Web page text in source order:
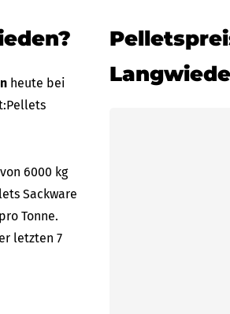
heute bei
6000 kg
Sackware
Tonne.
letzten 7